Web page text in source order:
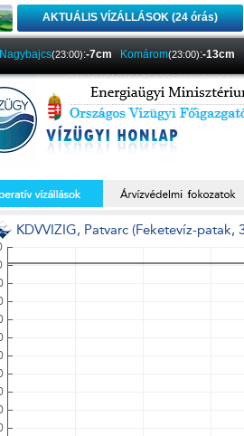
AKTUÁLIS VÍZÁLLÁSOK (24 órás)
Nagybajcs(23:00):-7cm Komárom(23:00):-13cm